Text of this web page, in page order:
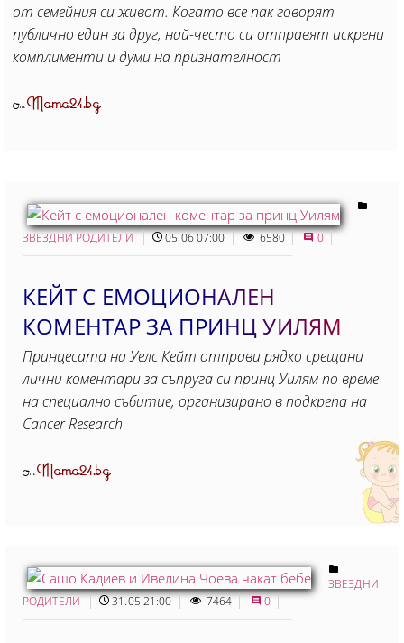
от семейния си живот. Когато все пак говорят
публично един за друг, най-често си отправят искрени
комплименти и думи на признателност
ОтMama24.bg
ЗВЕЗДНИ РОДИТЕЛИ 05.06 07:00 6580 0
КЕЙТ С ЕМОЦИОНАЛЕН
КОМЕНТАР ЗА ПРИНЦ УИЛЯМ
Принцесата на Уелс Кейт отправи рядко срещани
лични коментари за съпруга си принц Уилям по време
на специално събитие, организирано в подкрепа на
Cancer Research
ОтMama24.bg
ЗВЕЗДНИ
РОДИТЕЛИ
31.05 21:00 7464 0